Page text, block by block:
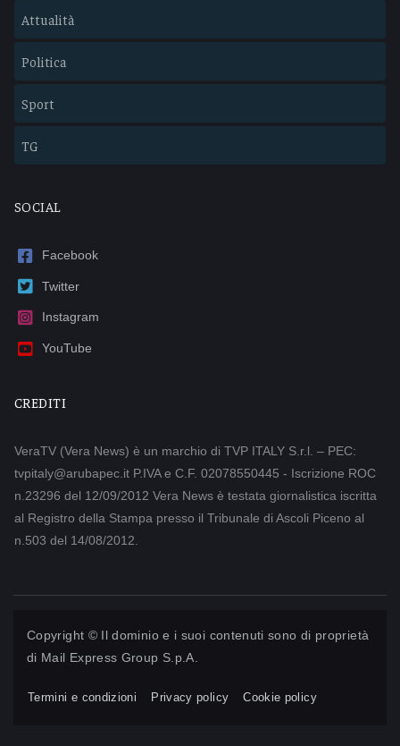
Attualità
Politica
Sport
TG
SOCIAL
Facebook
Twitter
Instagram
YouTube
CREDITI
VeraTV (Vera News) è un marchio di TVP ITALY S.r.l. – PEC:
tvpitaly@arubapec.it P.IVA e C.F. 02078550445 - Iscrizione ROC
n.23296 del 12/09/2012 Vera News è testata giornalistica iscritta
al Registro della Stampa presso il Tribunale di Ascoli Piceno al
n.503 del 14/08/2012.
Copyright © Il dominio e i suoi contenuti sono di proprietà
di Mail Express Group S.p.A.
Termini e condizioni Privacy policy Cookie policy